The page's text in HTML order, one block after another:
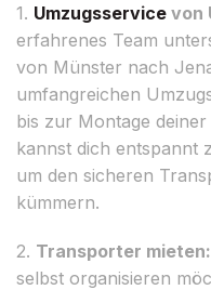
1. Umzugsservice von
erfahrenes Team
von Münster nach
umfangreichen
bis zur Montage
kannst dich entspannt
um den sicheren
kümmern.
2. Transporter mieten:
selbst organisieren